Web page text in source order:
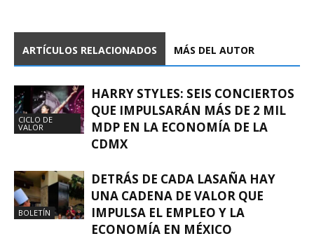
ARTÍCULOS RELACIONADOS MÁS DEL AUTOR
CICLO DE
VALOR
HARRY STYLES: SEIS CONCIERTOS
QUE IMPULSARÁN MÁS DE 2 MIL
MDP EN LA ECONOMÍA DE LA
CDMX
BOLETÍN
DETRÁS DE CADA LASAÑA HAY
UNA CADENA DE VALOR QUE
IMPULSA EL EMPLEO Y LA
ECONOMÍA EN MÉXICO